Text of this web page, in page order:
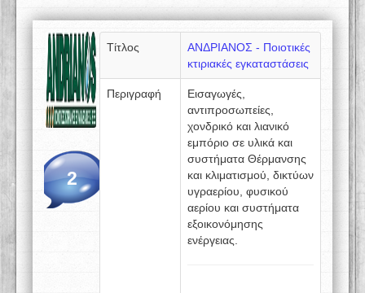
2
Τίτλος
ΑΝΔΡΙΑΝΟΣ - Ποιοτικές
κτιριακές εγκαταστάσεις
Περιγραφή
Εισαγωγές,
αντιπροσωπείες,
χονδρικό και λιανικό
εμπόριο σε υλικά και
συστήματα Θέρμανσης
και κλιματισμού, δικτύων
υγραερίου, φυσικού
αερίου και συστήματα
εξοικονόμησης
ενέργειας.